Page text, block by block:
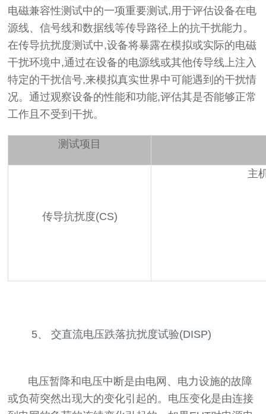
电磁兼容性测试中的一项重要测试,用于评估设备在电
源线、信号线和数据线等传导路径上的抗干扰能力。
在传导抗扰度测试中,设备将暴露在模拟或实际的电磁
干扰环境中,通过在设备的电源线或其他传导线上注入
特定的干扰信号,来模拟真实世界中可能遇到的干扰情
况。通过观察设备的性能和功能,评估其是否能够正常
工作且不受到干扰。
测试项目
传导抗扰度(CS)
主
5、 交直流电压跌落抗扰度试验(DISP)
电压暂降和电压中断是由电网、电力设施的故障
或负荷突然出现大的变化引起的。电压变化是由连接